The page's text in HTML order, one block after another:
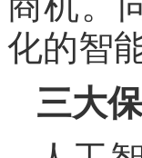
化的智
三大